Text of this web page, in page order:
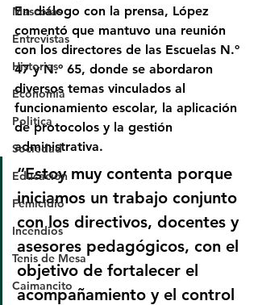
Mascotas
Entrevistas
Historias
Economía
Politica
Sociedad
Educación
Femicidio
Incendios
Tenis de Mesa
Caimancito
En diálogo con la prensa, López
comentó que mantuvo una reunión
con los directores de las Escuelas N.º
47 y N.º 65, donde se abordaron
diversos temas vinculados al
funcionamiento escolar, la aplicación
de protocolos y la gestión
administrativa.
“Estoy muy contenta porque
iniciamos un trabajo conjunto
con los directivos, docentes y
asesores pedagógicos, con el
objetivo de fortalecer el
acompañamiento y el control